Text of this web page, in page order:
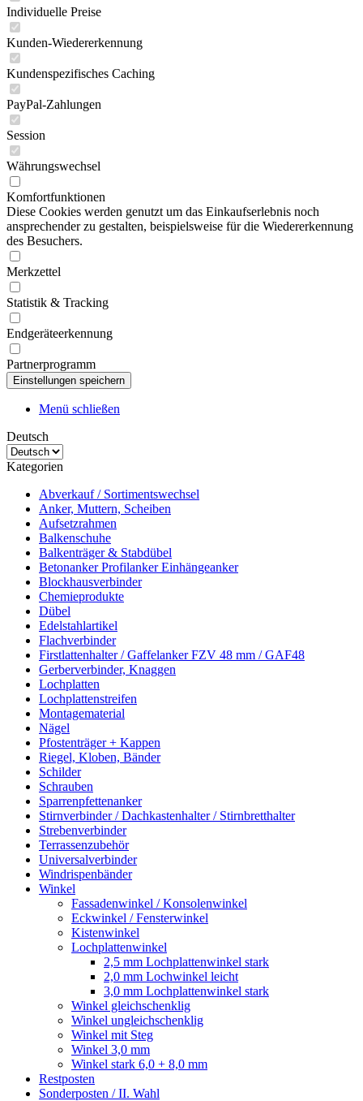
Individuelle Preise
Kunden-Wiedererkennung
Kundenspezifisches Caching
PayPal-Zahlungen
Session
Währungswechsel
Komfortfunktionen
Diese Cookies werden genutzt um das Einkaufserlebnis noch
ansprechender zu gestalten, beispielsweise für die Wiedererkennung
des Besuchers.
Merkzettel
Statistik & Tracking
Endgeräteerkennung
Partnerprogramm
Menü schließen
Deutsch
Kategorien
Abverkauf / Sortimentswechsel
Anker, Muttern, Scheiben
Aufsetzrahmen
Balkenschuhe
Balkenträger & Stabdübel
Betonanker Profilanker Einhängeanker
Blockhausverbinder
Chemieprodukte
Dübel
Edelstahlartikel
Flachverbinder
Firstlattenhalter / Gaffelanker FZV 48 mm / GAF48
Gerberverbinder, Knaggen
Lochplatten
Lochplattenstreifen
Montagematerial
Nägel
Pfostenträger + Kappen
Riegel, Kloben, Bänder
Schilder
Schrauben
Sparrenpfettenanker
Stirnverbinder / Dachkastenhalter / Stirnbretthalter
Strebenverbinder
Terrassenzubehör
Universalverbinder
Windrispenbänder
Winkel
Fassadenwinkel / Konsolenwinkel
Eckwinkel / Fensterwinkel
Kistenwinkel
Lochplattenwinkel
2,5 mm Lochplattenwinkel stark
2,0 mm Lochwinkel leicht
3,0 mm Lochplattenwinkel stark
Winkel gleichschenklig
Winkel ungleichschenklig
Winkel mit Steg
Winkel 3,0 mm
Winkel stark 6,0 + 8,0 mm
Restposten
Sonderposten / II. Wahl